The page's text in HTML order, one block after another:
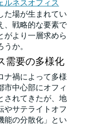
ルネスオフィス
た場が生まれてい
、戦略的な要素で
がより一層求めら
か。
需要の多様化
ナ禍によって多様
市中心部にオフィ
されてきたが、地
やサテライトオフ
能の分散化」とい